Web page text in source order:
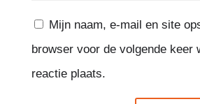
Mijn naam, e-mail en site
browser voor de volgende keer
reactie plaats.